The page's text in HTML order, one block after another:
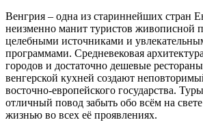
Венгрия – одна из стариннейших стран
неизменно манит туристов живописной
целебными источниками и
программами. Средневековая
городов и достаточно дешевые
венгерской кухней создают
восточно-европейского государства.
отличный повод забыть обо всём на
жизнью во всех её проявлениях.